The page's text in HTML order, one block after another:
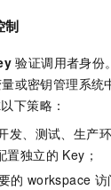
制
验证调用者身份
或密钥管理系统
下策略：
发、测试、生产
置独立的 Key；
的 workspace